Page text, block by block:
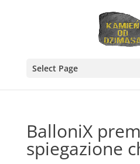
Select Page
BalloniX
spiegazione